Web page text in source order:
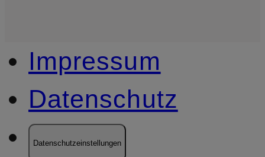
Impressum
Datenschutz
Datenschutzeinstellungen